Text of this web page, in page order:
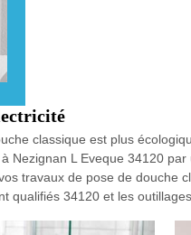
classique est plus
Nezignan L Eveque 34120
travaux de pose de douche
qualifiés 34120 et les